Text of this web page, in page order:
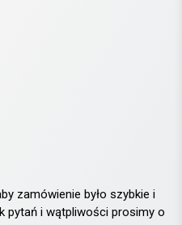
zamówienie było szybkie i
pytań i wątpliwości prosimy o